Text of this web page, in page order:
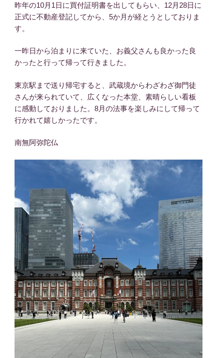
昨年の10月1日に買付証明書を出してもらい、12月28日に
正式に不動産登記してから、5か月が経とうとしておりま
す。
一昨日から泊まりに来ていた、お義父さんも良かった良
かったと行って帰って行きました。
東京駅まで送り帰宅すると、武蔵境からわざわざ御門徒
さんが来られていて、広くなった本堂、素晴らしい看板
に感動しておりました。8月の法事を楽しみにして帰って
行かれて嬉しかったです。
南無阿弥陀仏